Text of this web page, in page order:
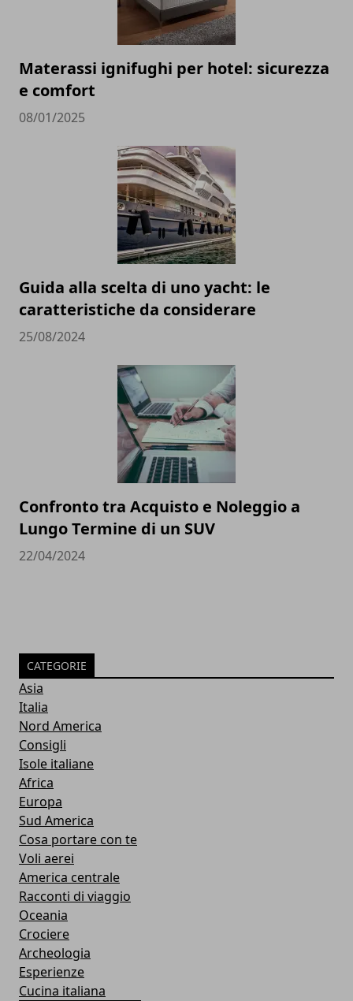
Materassi ignifughi per hotel: sicurezza
e comfort
08/01/2025
Guida alla scelta di uno yacht: le
caratteristiche da considerare
25/08/2024
Confronto tra Acquisto e Noleggio a
Lungo Termine di un SUV
22/04/2024
CATEGORIE
Asia
Italia
Nord America
Consigli
Isole italiane
Africa
Europa
Sud America
Cosa portare con te
Voli aerei
America centrale
Racconti di viaggio
Oceania
Crociere
Archeologia
Esperienze
Cucina italiana